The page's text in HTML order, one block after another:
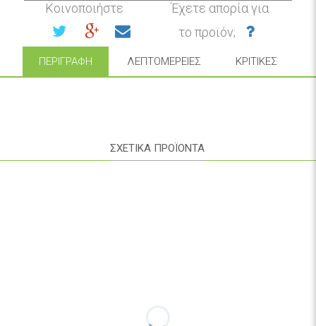
Κοινοποιήστε
Έχετε απορία για
το προϊόν;
ΠΕΡΙΓΡΑΦΉ ΛΕΠΤΟΜΈΡΕΙΕΣ ΚΡΙΤΙΚΈΣ
ΣΧΕΤΙΚΑ ΠΡΟΪΟΝΤΑ